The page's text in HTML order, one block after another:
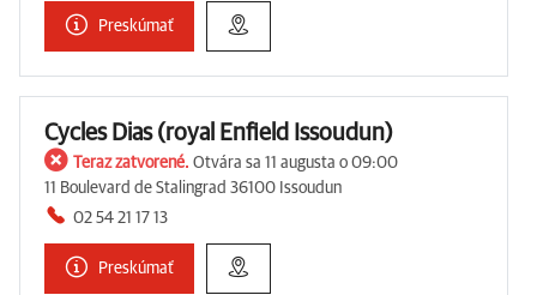
Preskúmať
Cycles Dias (royal Enfield Issoudun)
Teraz zatvorené. Otvára sa 11 augusta o 09:00
11 Boulevard de Stalingrad 36100 Issoudun
02 54 21 17 13
Preskúmať